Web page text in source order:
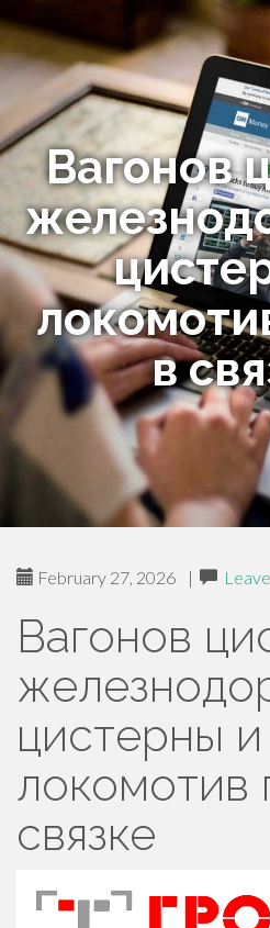
Вагонов
в
February 27, 2026 |
Вагонов
цистерны и
локомотив
связке